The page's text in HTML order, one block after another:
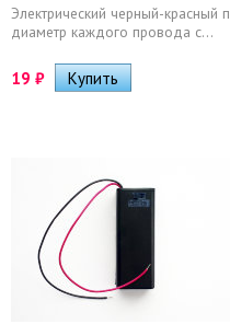
Электрический черный-
диаметр каждого провода с...
19 ₽